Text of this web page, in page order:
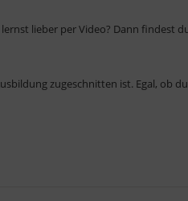
lieber per Video? Dann findest
zugeschnitten ist. Egal, ob